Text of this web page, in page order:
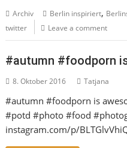
Archiv Berlin inspiriert,
twitter Leave a comment
#autumn #foodporn
8. Oktober 2016 Tatjana
#autumn #foodporn is
#potd #photo #food
instagram.com/p/